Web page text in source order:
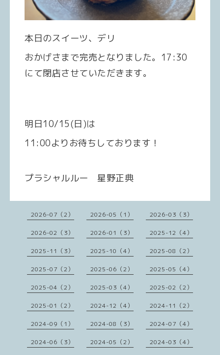
本日のスイーツ、デリ
おかげさまで完売となりました。 17:30
にて閉店させていただきます。
明日10/15(日)は
11:00よりお待ちしております！
プラシャルルー 星野正典
2026-07（2） 2026-05（1） 2026-03（3）
2026-02（3） 2026-01（3） 2025-12（4）
2025-11（3） 2025-10（4） 2025-08（2）
2025-07（2） 2025-06（2） 2025-05（4）
2025-04（2） 2025-03（4） 2025-02（2）
2025-01（2） 2024-12（4） 2024-11（2）
2024-09（1） 2024-08（3） 2024-07（4）
2024-06（3） 2024-05（2） 2024-03（4）